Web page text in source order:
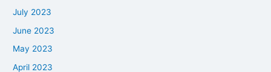
July 2023
June 2023
May 2023
April 2023